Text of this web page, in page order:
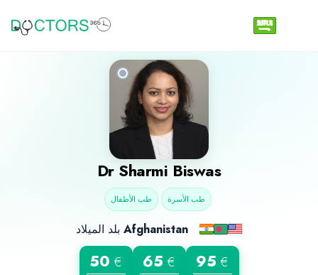
Dr Sharmi Biswas
طب الأطفال طب الأسرة
Afghanistan
50 € 65 € 95 €